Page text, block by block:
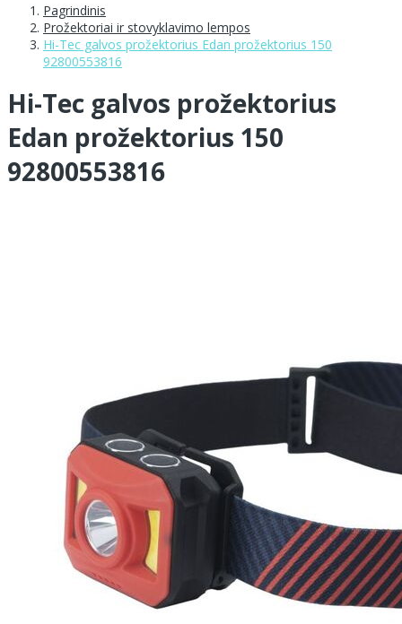
Pagrindinis
Prožektoriai ir stovyklavimo lempos
Hi-Tec galvos prožektorius Edan prožektorius 150
92800553816
Hi-Tec galvos prožektorius
Edan prožektorius 150
92800553816